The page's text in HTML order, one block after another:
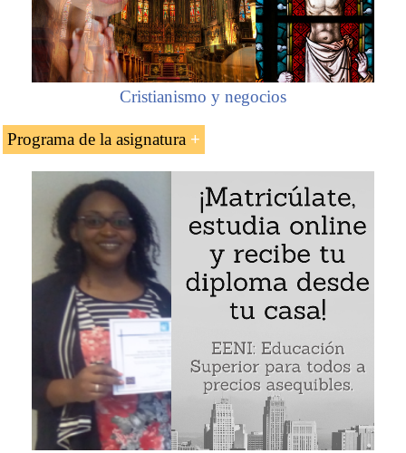
Cristianismo y negocios
Programa de la asignatura
El poeta martinicano Aimé Césaire
Concepto de negritud de Aimé Césaire
Ejemplo: Aimé Césaire